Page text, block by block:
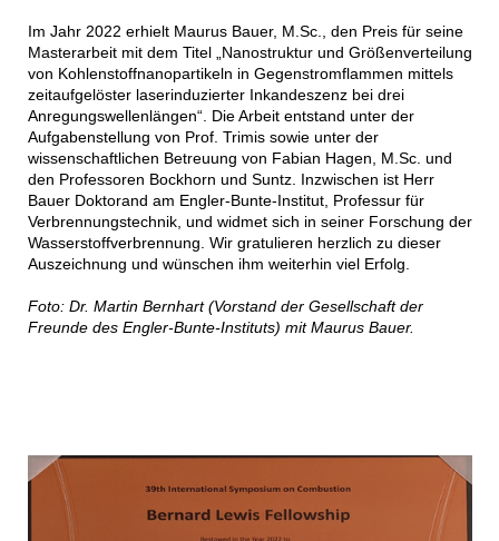
Im Jahr 2022 erhielt Maurus Bauer, M.Sc., den Preis für seine
Masterarbeit mit dem Titel „Nanostruktur und Größenverteilung
von Kohlenstoffnanopartikeln in Gegenstromflammen mittels
zeitaufgelöster laserinduzierter Inkandeszenz bei drei
Anregungswellenlängen“. Die Arbeit entstand unter der
Aufgabenstellung von Prof. Trimis sowie unter der
wissenschaftlichen Betreuung von Fabian Hagen, M.Sc. und
den Professoren Bockhorn und Suntz. Inzwischen ist Herr
Bauer Doktorand am Engler-Bunte-Institut, Professur für
Verbrennungstechnik, und widmet sich in seiner Forschung der
Wasserstoffverbrennung. Wir gratulieren herzlich zu dieser
Auszeichnung und wünschen ihm weiterhin viel Erfolg.
Foto: Dr. Martin Bernhart (Vorstand der Gesellschaft der
Freunde des Engler-Bunte-Instituts) mit Maurus Bauer.